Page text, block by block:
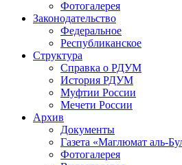
Фотогалерея
Законодательство
Федеральное
Республиканское
Структура
Справка о РДУМ
История РДУМ
Муфтии России
Мечети России
Архив
Документы
Газета «Маглюмат аль-
Фотогалерея